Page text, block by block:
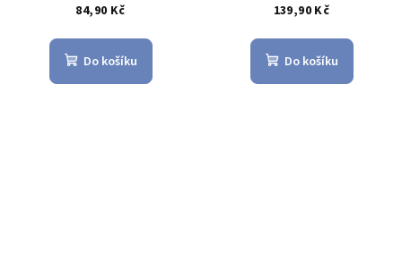
84,90 Kč
Do košíku
139,90 Kč
Do košíku